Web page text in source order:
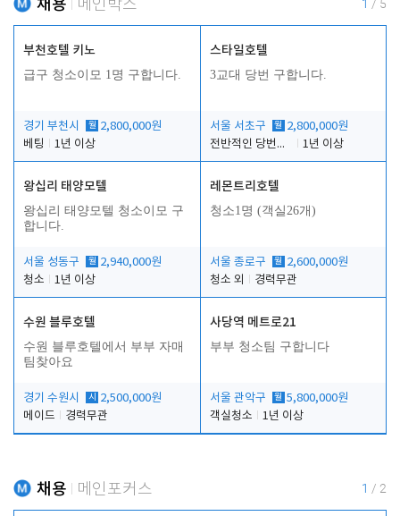
채용 메인박스 1 / 5
부천호텔 키노
급구 청소이모 1명 구합니다.
경기 부천시 월 2,800,000원
베팅
1년 이상
스타일호텔
3교대 당번 구합니다.
서울 서초구 월 2,800,000원
전반적인 당번업무
1년 이상
왕십리 태양모텔
왕십리 태양모텔 청소이모 구
합니다.
서울 성동구 월 2,940,000원
청소
1년 이상
레몬트리호텔
청소1명 (객실26개)
서울 종로구 월 2,600,000원
청소 외
경력무관
수원 블루호텔
수원 블루호텔에서 부부 자매
팀찾아요
경기 수원시 시
2,500,000원
메이드
경력무관
사당역 메트로21
부부 청소팀 구합니다
서울 관악구 월 5,800,000원
객실청소
1년 이상
채용 메인포커스 1 / 2